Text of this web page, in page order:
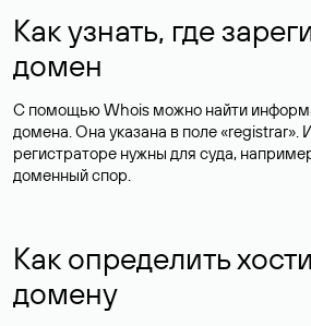
Как узнать, где
домен
С помощью Whois можно найти
домена. Она указана в поле «registrar».
регистраторе нужны для суда,
доменный спор.
Как определить
домену